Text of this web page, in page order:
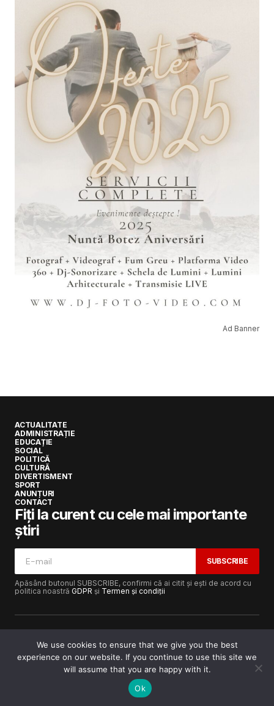
Ad Banner
ACTUALITATE
ADMINISTRAȚIE
EDUCAȚIE
SOCIAL
POLITICĂ
CULTURĂ
DIVERTISMENT
SPORT
ANUNȚURI
CONTACT
Fiți la curent cu cele mai importante
știri
SUBSCRIBE
Apăsând butonul SUBSCRIBE, confirmi că ai citit și ești de acord cu
politica noastră GDPR și Termen și condiții
Copyright © 2017-2025Lugojeanul.ro· Toate drepturile
rezervate · Dezvoltat dePower Media FX
We use cookies to ensure that we give you the best
experience on our website. If you continue to use this site we
will assume that you are happy with it.
Ok